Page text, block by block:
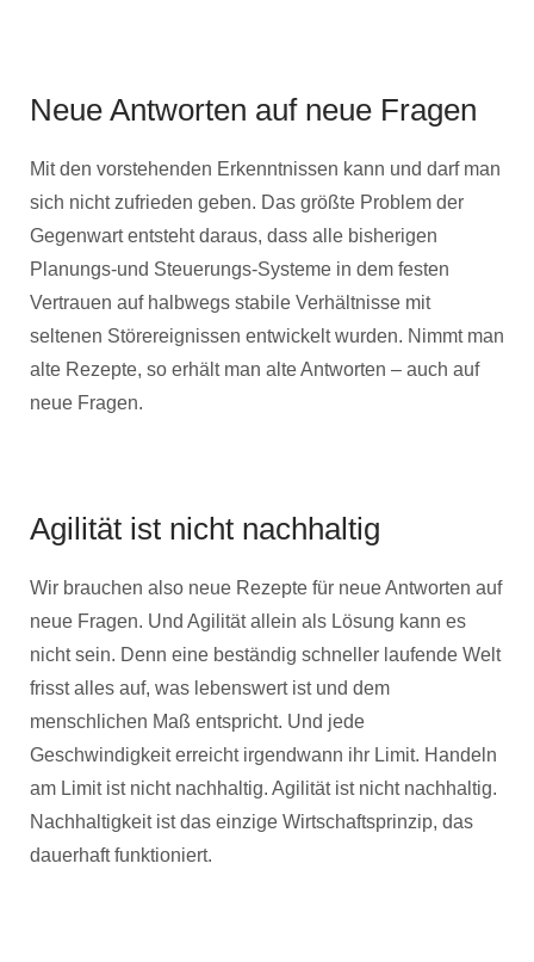
Neue Antworten auf neue Fragen
Mit den vorstehenden Erkenntnissen kann und darf man
sich nicht zufrieden geben. Das größte Problem der
Gegenwart entsteht daraus, dass alle bisherigen
Planungs-und Steuerungs-Systeme in dem festen
Vertrauen auf halbwegs stabile Verhältnisse mit
seltenen Störereignissen entwickelt wurden. Nimmt man
alte Rezepte, so erhält man alte Antworten – auch auf
neue Fragen.
Agilität ist nicht nachhaltig
Wir brauchen also neue Rezepte für neue Antworten auf
neue Fragen. Und Agilität allein als Lösung kann es
nicht sein. Denn eine beständig schneller laufende Welt
frisst alles auf, was lebenswert ist und dem
menschlichen Maß entspricht. Und jede
Geschwindigkeit erreicht irgendwann ihr Limit. Handeln
am Limit ist nicht nachhaltig. Agilität ist nicht nachhaltig.
Nachhaltigkeit ist das einzige Wirtschaftsprinzip, das
dauerhaft funktioniert.